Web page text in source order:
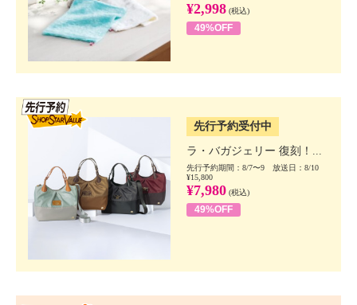
¥2,998 (税込)
49%OFF
先行予約受付中
ラ・バガジェリー 復刻！...
先行予約期間：8/7〜9 放送日：8/10
¥15,800
¥7,980 (税込)
49%OFF